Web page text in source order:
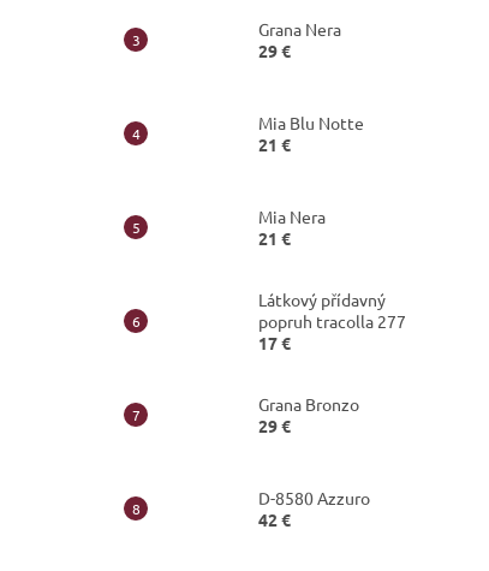
Grana Nera
29 €
Mia Blu Notte
21 €
Mia Nera
21 €
Látkový přídavný
popruh tracolla 277
17 €
Grana Bronzo
29 €
D-8580 Azzuro
42 €